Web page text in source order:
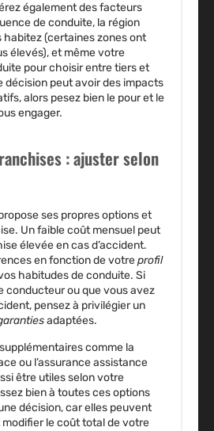
également des facteurs
de conduite, la région
habitez (certaines zones ont
élevés), et même votre
pour choisir entre tiers et
décision peut avoir des impacts
alors pesez bien le pour et le
engager.
: ajuster selon
ses propres options et
. Un faible coût mensuel peut
élevée en cas d’accident.
en fonction de votreprofil
habitudes de conduite. Si
conducteurou que vous avez
pensez à privilégier un
adaptées.
comme la
ou l’assurance assistance
être utiles selon votre
bien à toutes ces options
décision, car elles peuvent
le coût total de votre